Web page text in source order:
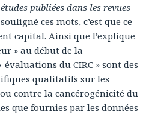
études publiées dans les revues
ces mots, c’est que ce
capital. Ainsi que l’explique
» au début de la
du CIRC » sont des
qualitatifs sur les
contre la cancérogénicité du
que fournies par les données